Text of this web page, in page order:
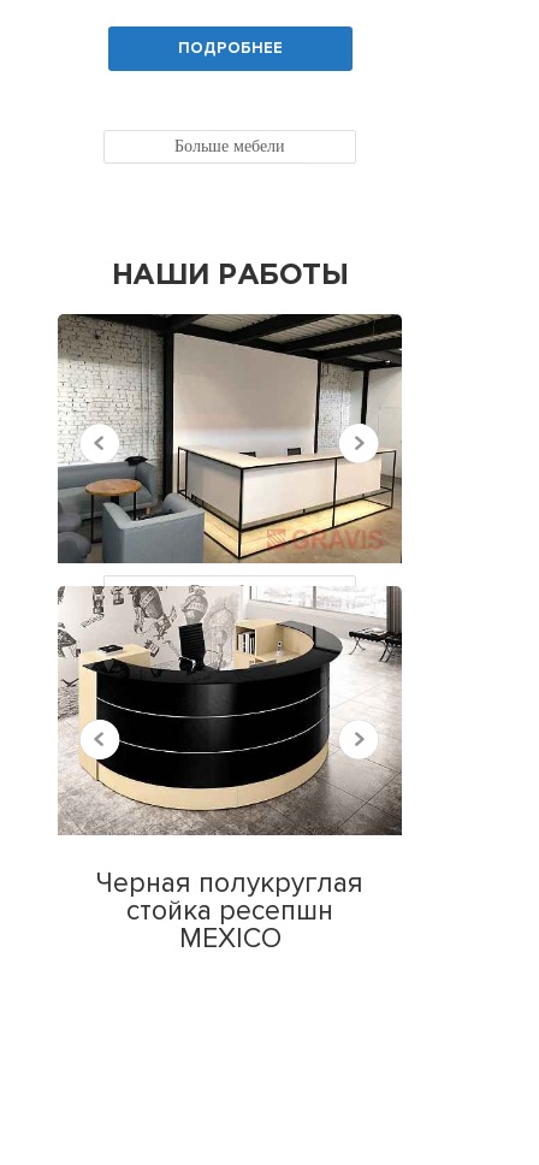
ПОДРОБНЕЕ
Больше мебели
НАШИ РАБОТЫ
Все работы
НЕДАВНО
ПРОСМОТРЕННЫЕ
Черная полукруглая
стойка ресепшн
MEXICO